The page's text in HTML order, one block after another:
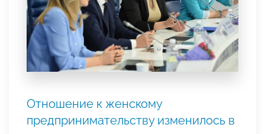
Отношение к женскому
предпринимательству изменилось в